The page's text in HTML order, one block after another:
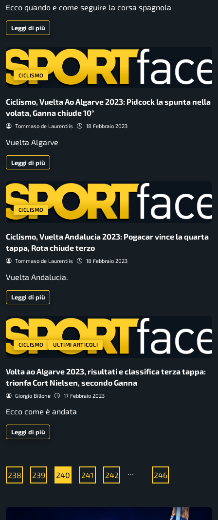
Ecco quando e come seguire la corsa spagnola
Leggi di più
CICLISMO
Ciclismo, Vuelta Ao Algarve 2023: Pidcock la spunta nella
volata, Ganna chiude 10°
Tommaso de Laurentiis 18 Febbraio 2023
Vuelta Algarve
Leggi di più
CICLISMO
Ciclismo, Vuelta Andalucia 2023: Pogacar vince la quarta
tappa, Rota chiude terzo
Tommaso de Laurentiis 18 Febbraio 2023
Vuelta Andalucia.
Leggi di più
CICLISMO ULTIMI ARTICOLI
Volta ao Algarve 2023, risultati e classifica terza tappa:
trionfa Cort Nielsen, secondo Ganna
Giorgio Billone 17 Febbraio 2023
Ecco come è andata
Leggi di più
238 239 240 241 242 ... 246